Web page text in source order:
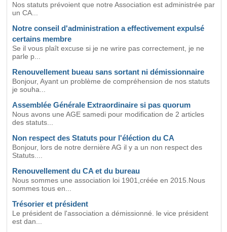
Nos statuts prévoient que notre Association est administrée par
un CA...
Notre conseil d'administration a effectivement expulsé
certains membre
Se il vous plaît excuse si je ne wrire pas correctement, je ne
parle p...
Renouvellement bueau sans sortant ni démissionnaire
Bonjour, Ayant un problème de compréhension de nos statuts
je souha...
Assemblée Générale Extraordinaire si pas quorum
Nous avons une AGE samedi pour modification de 2 articles
des statuts...
Non respect des Statuts pour l'éléction du CA
Bonjour, lors de notre dernière AG il y a un non respect des
Statuts....
Renouvellement du CA et du bureau
Nous sommes une association loi 1901,créée en 2015.Nous
sommes tous en...
Trésorier et président
Le président de l'association a démissionné. le vice président
est dan...